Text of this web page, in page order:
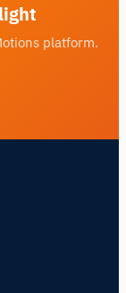
platform.